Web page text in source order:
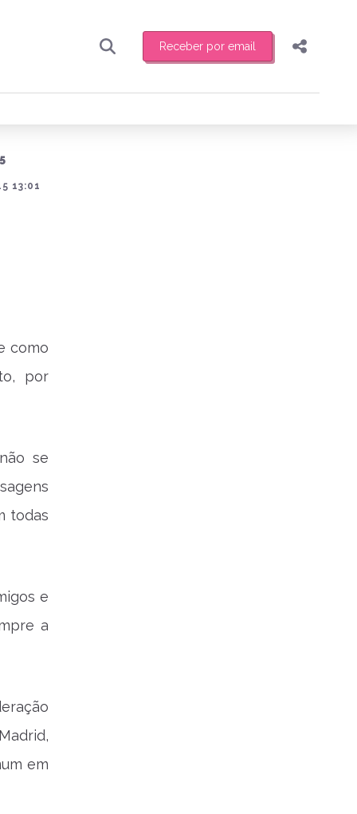
Receber por email
toda sexta-feira de manhã o resumo
Compartilhar
13:01
como
por
se
todas
e
a
em